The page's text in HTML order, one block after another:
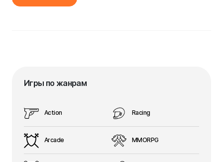
Игры по жанрам
Action
Arcade
Racing
MMORPG